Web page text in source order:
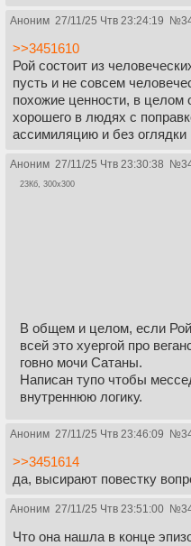
Аноним 27/11/25 Чтв 23:24:19 №
>>3451610
Рой состоит из
пусть и не совсем
похожие ценности, в целом
хорошего в людях с
ассимиляцию и без оглядки
Аноним 27/11/25 Чтв 23:30:38 №
23Кб, 300x300
В общем и целом, если Рой
всей это хуергой про
говно мочи Сатаны.
Написан тупо чтобы
внутреннюю логику.
Аноним 27/11/25 Чтв 23:46:09 №
>>3451614
да, высирают повестку
Аноним 27/11/25 Чтв 23:51:00 №
Что она нашла в конце